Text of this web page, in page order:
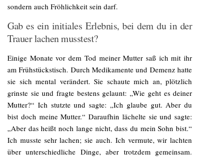
sondern auch Fröhlichkeit sein darf.
Gab es ein initiales Erlebnis, bei dem du in der
Trauer lachen musstest?
Einige Monate vor dem Tod meiner Mutter saß ich mit ihr
am Frühstückstisch. Durch Medikamente und Demenz hatte
sie sich mental verändert. Sie schaute mich an, plötzlich
grinste sie und fragte bestens gelaunt: „Wie geht es deiner
Mutter?“ Ich stutzte und sagte: „Ich glaube gut. Aber du
bist doch meine Mutter.“ Daraufhin lächelte sie und sagte:
„Aber das heißt noch lange nicht, dass du mein Sohn bist.“
Ich musste sehr lachen; sie auch. Ich vermute, wir lachten
über unterschiedliche Dinge, aber trotzdem gemeinsam.